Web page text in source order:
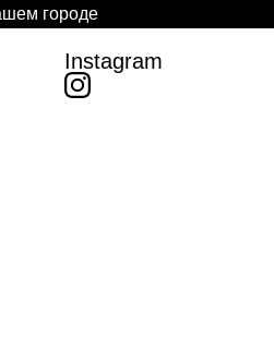
городе
Instagram